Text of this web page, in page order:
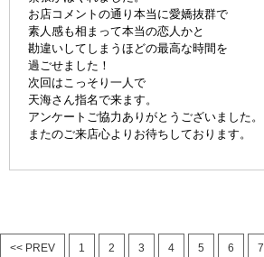
お店コメントの通り本当に愛嬌抜群で
素人感も相まって本当の恋人かと
勘違いしてしまうほどの最高な時間を
過ごせました！
次回はこっそり一人で
天海さん指名で来ます。
アンケートご協力ありがとうございました。
またのご来店心よりお待ちしております。
<< PREV 1 2 3 4 5 6 7